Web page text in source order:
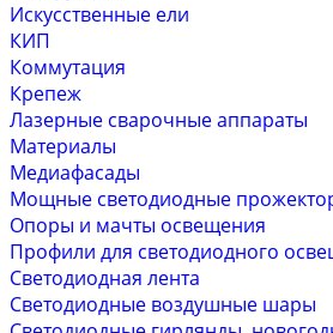
Искусственные ели
КИП
Коммутация
Крепеж
Лазерные сварочные аппараты
Материалы
Медиафасады
Мощные светодиодные
Опоры и мачты освещения
Профили для светодиодного
Светодиодная лента
Светодиодные воздушные шары